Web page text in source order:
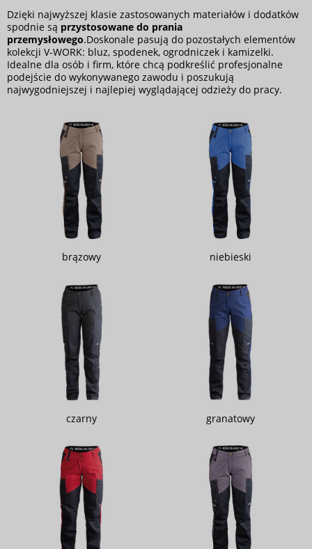
Dzięki najwyższej klasie zastosowanych materiałów i dodatków
spodnie są przystosowane do prania
przemysłowego.Doskonale pasują do pozostałych elementów
kolekcji V-WORK: bluz, spodenek, ogrodniczek i kamizelki.
Idealne dla osób i firm, które chcą podkreślić profesjonalne
podejście do wykonywanego zawodu i poszukują
najwygodniejszej i najlepiej wyglądającej odzieży do pracy.
brązowy niebieski
czarny granatowy